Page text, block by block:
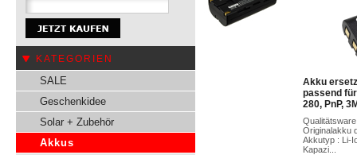
KATEGORIEN
SALE
Geschenkidee
Solar + Zubehör
Akkus
Akku
passend
280, PnP,
Originalakku
Akkutyp : Li-
Kapazi...